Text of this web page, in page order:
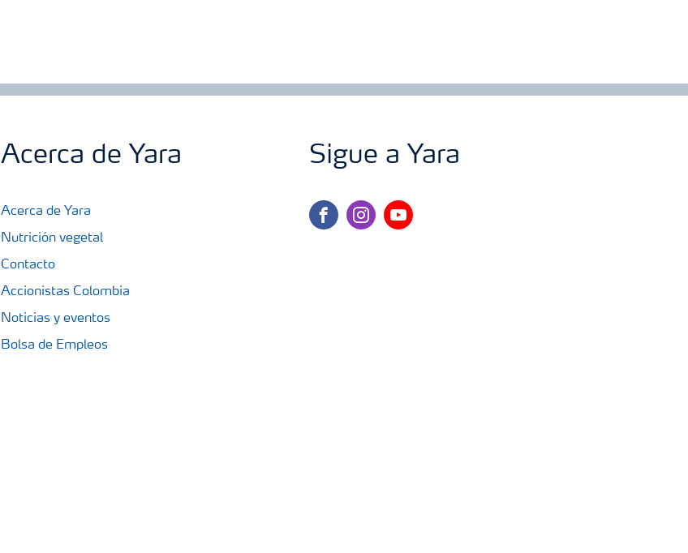
Acerca de Yara
Acerca de Yara
Nutrición vegetal
Contacto
Accionistas Colombia
Noticias y eventos
Bolsa de Empleos
Sigue a Yara
facebookinstagram
youtube